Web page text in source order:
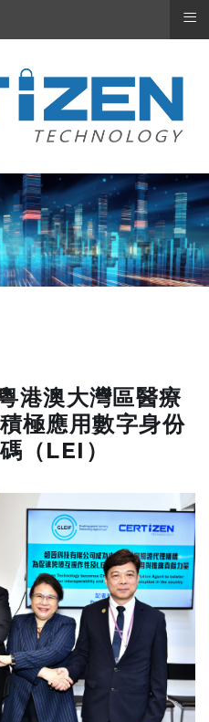
港澳大灣區醫療
極應用數字身份
（LEI）
≡